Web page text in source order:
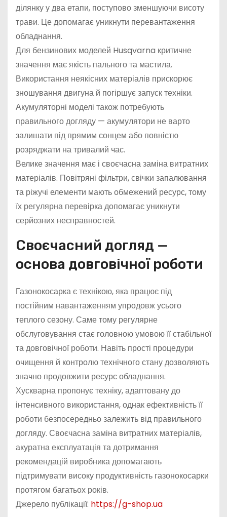
ділянку у два етапи, поступово зменшуючи висоту
трави. Це допомагає уникнути перевантаження
обладнання.
Для бензинових моделей Husqvarna критичне
значення має якість пального та мастила.
Використання неякісних матеріалів прискорює
зношування двигуна й погіршує запуск техніки.
Акумуляторні моделі також потребують
правильного догляду — акумулятори не варто
залишати під прямим сонцем або повністю
розряджати на тривалий час.
Велике значення має і своєчасна заміна витратних
матеріалів. Повітряні фільтри, свічки запалювання
та ріжучі елементи мають обмежений ресурс, тому
їх регулярна перевірка допомагає уникнути
серйозних несправностей.
Своєчасний догляд —
основа довговічної роботи
Газонокосарка є технікою, яка працює під
постійним навантаженням упродовж усього
теплого сезону. Саме тому регулярне
обслуговування стає головною умовою її стабільної
та довговічної роботи. Навіть прості процедури
очищення й контролю технічного стану дозволяють
значно продовжити ресурс обладнання.
Хускварна пропонує техніку, адаптовану до
інтенсивного використання, однак ефективність її
роботи безпосередньо залежить від правильного
догляду. Своєчасна заміна витратних матеріалів,
акуратна експлуатація та дотримання
рекомендацій виробника допомагають
підтримувати високу продуктивність газонокосарки
протягом багатьох років.
Джерело публікації: https://g-shop.ua